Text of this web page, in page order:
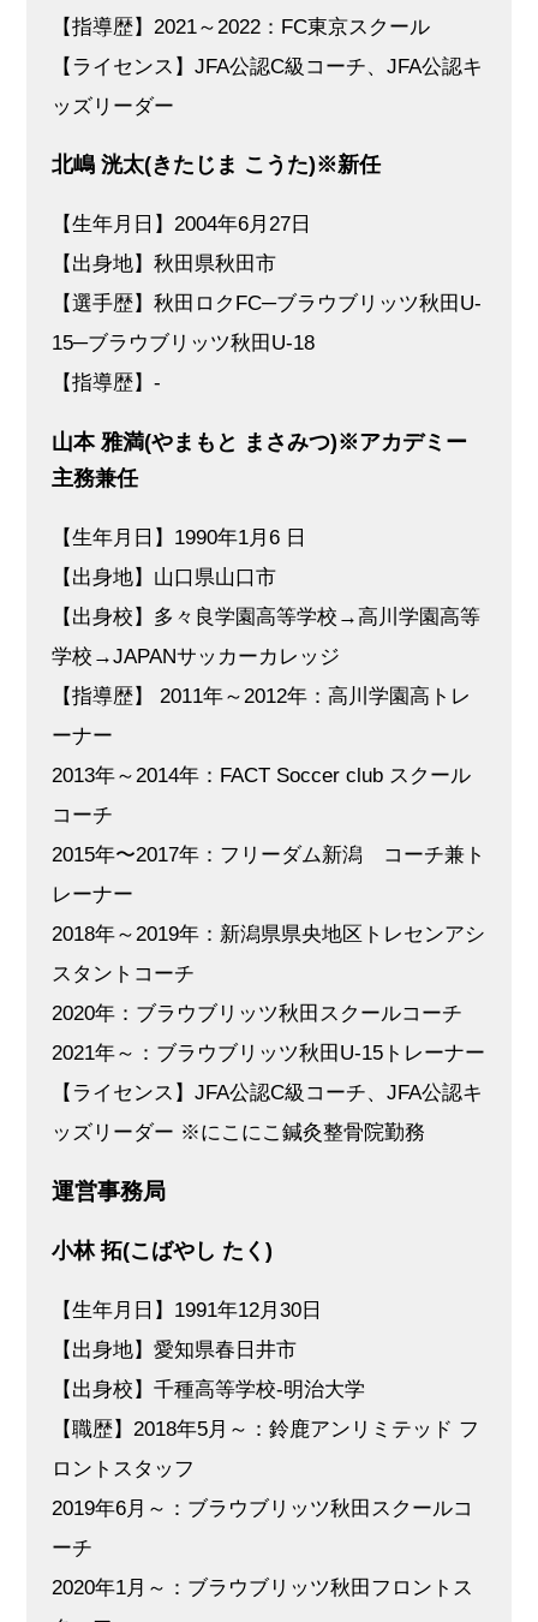
【指導歴】2021～2022：FC東京スクール
【ライセンス】JFA公認C級コーチ、JFA公認キ
ッズリーダー
北嶋 洸太(きたじま こうた)※新任
【生年月日】2004年6月27日
【出身地】秋田県秋田市
【選手歴】秋田ロクFC─ブラウブリッツ秋田U-
15─ブラウブリッツ秋田U-18
【指導歴】-
山本 雅満(やまもと まさみつ)※アカデミー
主務兼任
【生年月日】1990年1月6 日
【出身地】山口県山口市
【出身校】多々良学園高等学校→高川学園高等
学校→JAPANサッカーカレッジ
【指導歴】 2011年～2012年：高川学園高トレ
ーナー
2013年～2014年：FACT Soccer club スクール
コーチ
2015年〜2017年：フリーダム新潟 コーチ兼ト
レーナー
2018年～2019年：新潟県県央地区トレセンアシ
スタントコーチ
2020年：ブラウブリッツ秋田スクールコーチ
2021年～：ブラウブリッツ秋田U-15トレーナー
【ライセンス】JFA公認C級コーチ、JFA公認キ
ッズリーダー ※にこにこ鍼灸整骨院勤務
運営事務局
小林 拓(こばやし たく)
【生年月日】1991年12月30日
【出身地】愛知県春日井市
【出身校】千種高等学校-明治大学
【職歴】2018年5月～：鈴鹿アンリミテッド フ
ロントスタッフ
2019年6月～：ブラウブリッツ秋田スクールコ
ーチ
2020年1月～：ブラウブリッツ秋田フロントス